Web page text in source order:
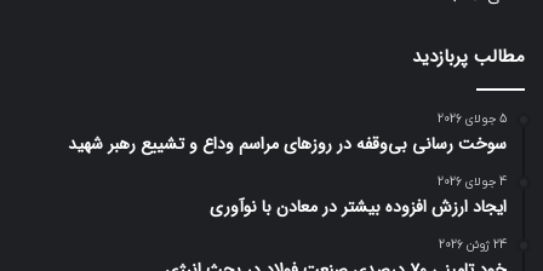
مطالب پربازدید
5 جولای 2026
سوخت رسانی بی‌وقفه در روز‌های مراسم وداع و تشییع رهبر شهید
4 جولای 2026
ایجاد ارزش افزوده بیشتر در معادن با نوآوری
24 ژوئن 2026